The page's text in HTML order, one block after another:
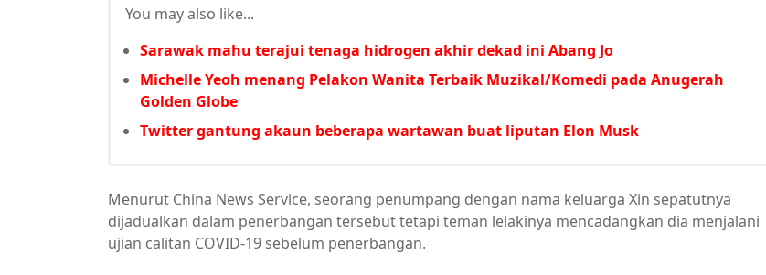
You may also like...
Sarawak mahu terajui tenaga hidrogen akhir dekad ini Abang Jo
Michelle Yeoh menang Pelakon Wanita Terbaik Muzikal/Komedi pada Anugerah
Golden Globe
Twitter gantung akaun beberapa wartawan buat liputan Elon Musk
Menurut China News Service, seorang penumpang dengan nama keluarga Xin sepatutnya
dijadualkan dalam penerbangan tersebut tetapi teman lelakinya mencadangkan dia menjalani
ujian calitan COVID-19 sebelum penerbangan.